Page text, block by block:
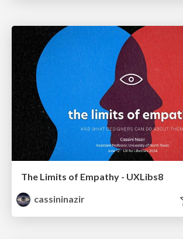
The Limits of Empathy - UXLibs8
cassininazir